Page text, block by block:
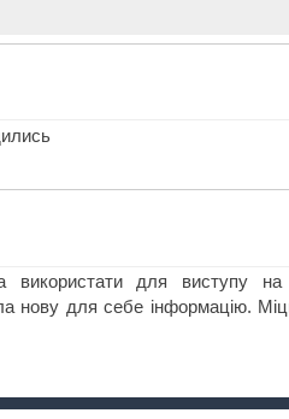
використати для виступу на
нову для себе інформацію.